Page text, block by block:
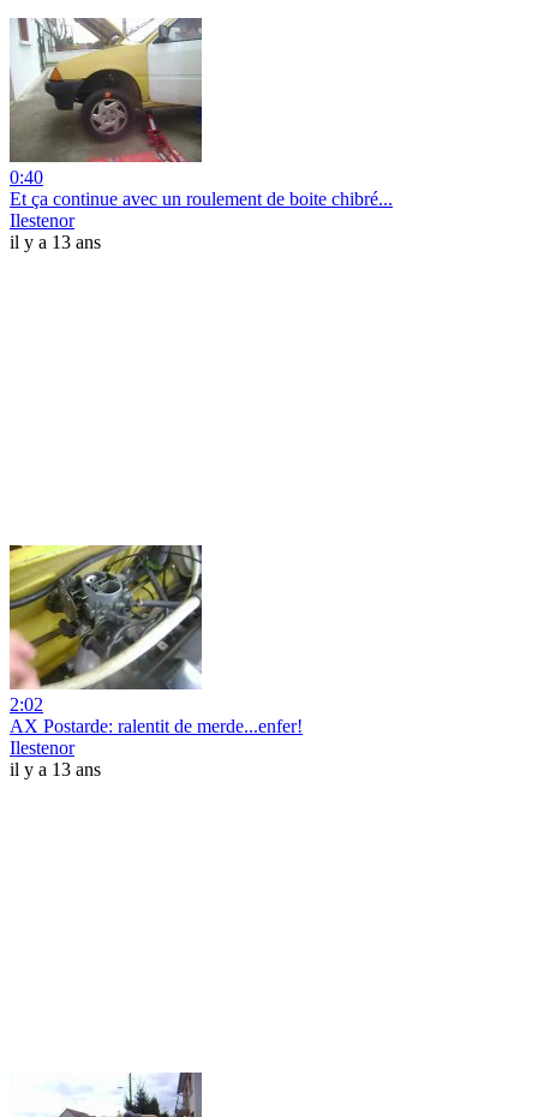
0:40
Et ça continue avec un roulement de boite chibré...
Ilestenor
il y a 13 ans
2:02
AX Postarde: ralentit de merde...enfer!
Ilestenor
il y a 13 ans